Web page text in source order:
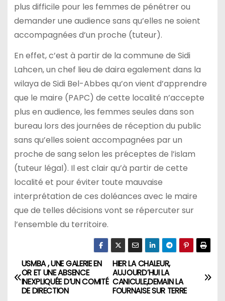
plus difficile pour les femmes de pénétrer ou
demander une audience sans qu’elles ne soient
accompagnées d’un proche (tuteur).
En effet, c’est à partir de la commune de Sidi
Lahcen, un chef lieu de daira egalement dans la
wilaya de Sidi Bel-Abbes qu’on vient d’apprendre
que le maire (PAPC) de cette localité n’accepte
plus en audience, les femmes seules dans son
bureau lors des journées de réception du public
sans qu’elles soient accompagnées par un
proche de sang selon les préceptes de l’islam
(tuteur légal). Il est clair qu’à partir de cette
localité et pour éviter toute mauvaise
interprétation de ces doléances avec le maire
que de telles décisions vont se répercuter sur
l’ensemble du territoire.
N
a
HIER LA CHALEUR,
AUJOURD’HUI LA
CANICULE,DEMAIN LA
FOURNAISE SUR TERRE
USMBA , UNE GALERIE EN
OR ET UNE ABSENCE
INEXPLIQUÉE D’UN COMITÉ
DE DIRECTION